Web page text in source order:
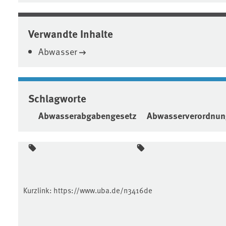
Verwandte Inhalte
Abwasser
Schlagworte
Abwasserabgabengesetz
Kurzlink: https://www.uba.de/n3416de